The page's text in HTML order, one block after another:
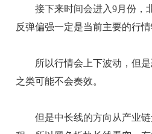
接下来时间会进入9月份，北
反弹偏强一定是当前主要的行情
所以行情会上下波动，但是
之类可能不会奏效。
但是中长线的方向从产业链